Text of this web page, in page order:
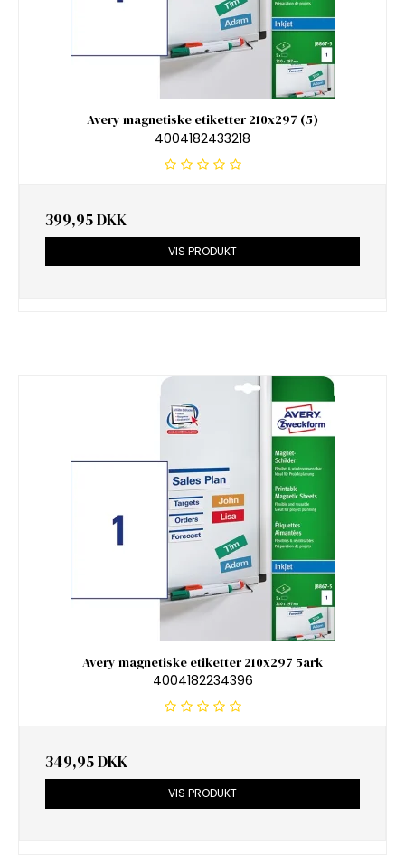
Avery magnetiske etiketter 210x297 (5)
4004182433218
399,95 DKK
VIS PRODUKT
Avery magnetiske etiketter 210x297 5ark
4004182234396
349,95 DKK
VIS PRODUKT